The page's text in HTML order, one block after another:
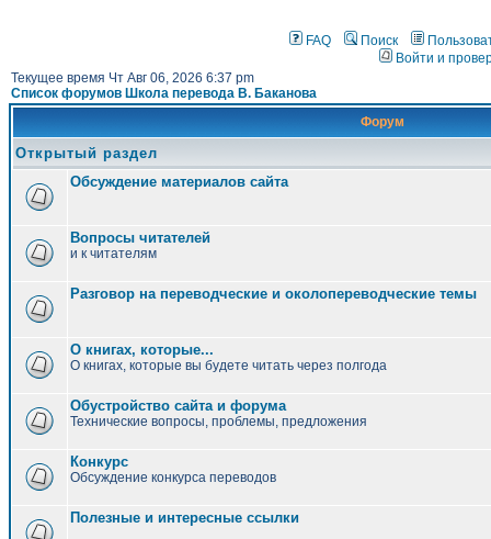
FAQ Поиск
Войти и
Текущее время Чт Авг 06, 2026 6:37 pm
Список форумов Школа перевода В. Баканова
Форум
Открытый раздел
Обсуждение материалов сайта
Вопросы читателей
и к читателям
Разговор на переводческие и околопереводческие темы
О книгах, которые...
О книгах, которые вы будете читать через полгода
Обустройство сайта и форума
Технические вопросы, проблемы, предложения
Конкурс
Обсуждение конкурса переводов
Полезные и интересные ссылки